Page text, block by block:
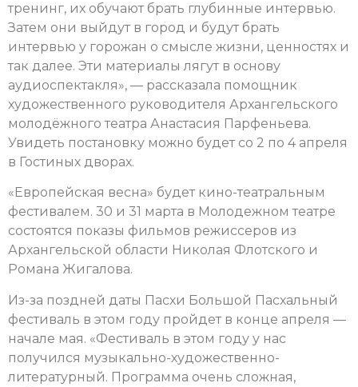
тренинг, их обучают брать глубинные интервью.
Затем они выйдут в город и будут брать
интервью у горожан о смысле жизни, ценностях и
так далее. Эти материалы лягут в основу
аудиоспектакля», — рассказала помощник
художественного руководителя Архангельского
молодёжного театра Анастасия Парфеньева.
Увидеть постановку можно будет со 2 по 4 апреля
в Гостиных дворах.
«Европейская весна» будет кино-театральным
фестивалем. 30 и 31 марта в Молодежном театре
состоятся показы фильмов режиссеров из
Архангельской области Николая Флотского и
Романа Жигалова.
Из-за поздней даты Пасхи Большой Пасхальный
фестиваль в этом году пройдет в конце апреля —
начале мая. «Фестиваль в этом году у нас
получился музыкально-художественно-
литературный. Программа очень сложная,